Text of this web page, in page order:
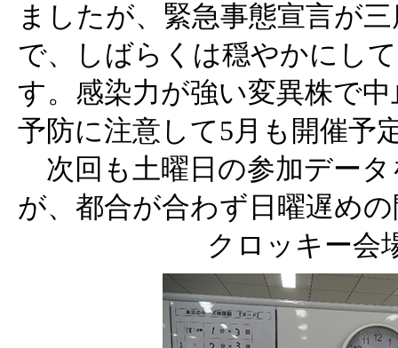
ましたが、緊急事態宣言が
で、しばらくは穏やかにし
す。感染力が強い変異株で
予防に注意して5月も開催予
次回も土曜日の参加デー
が、都合が合わず日曜遅め
クロッキー会